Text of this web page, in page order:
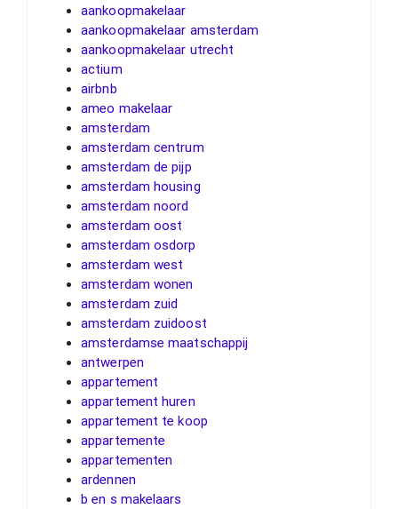
aankoopmakelaar
aankoopmakelaar amsterdam
aankoopmakelaar utrecht
actium
airbnb
ameo makelaar
amsterdam
amsterdam centrum
amsterdam de pijp
amsterdam housing
amsterdam noord
amsterdam oost
amsterdam osdorp
amsterdam west
amsterdam wonen
amsterdam zuid
amsterdam zuidoost
amsterdamse maatschappij
antwerpen
appartement
appartement huren
appartement te koop
appartemente
appartementen
ardennen
b en s makelaars